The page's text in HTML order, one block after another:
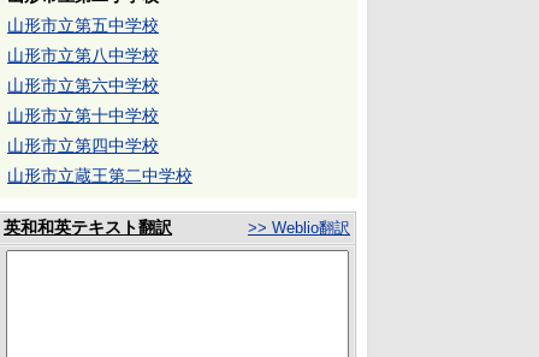
山形市立第五中学校
山形市立第八中学校
山形市立第六中学校
山形市立第十中学校
山形市立第四中学校
山形市立蔵王第二中学校
英和和英テキスト翻訳 >> Weblio翻訳